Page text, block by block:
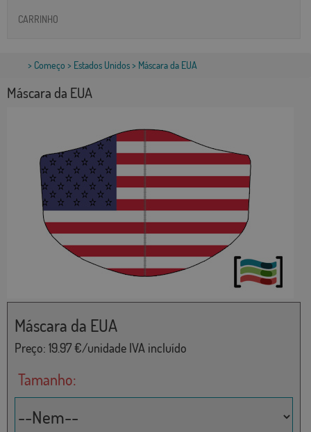
CARRINHO
> Começo > Estados Unidos> Máscara da EUA
Máscara da EUA
Máscara da EUA
Preço: 19.97€/unidade IVA incluído
Tamanho: